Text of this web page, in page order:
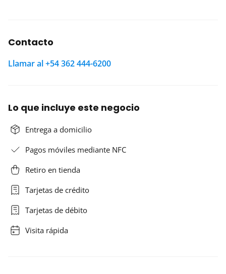
Contacto
Llamar al +54 362 444-6200
Lo que incluye este negocio
Entrega a domicilio
Pagos móviles mediante NFC
Retiro en tienda
Tarjetas de crédito
Tarjetas de débito
Visita rápida